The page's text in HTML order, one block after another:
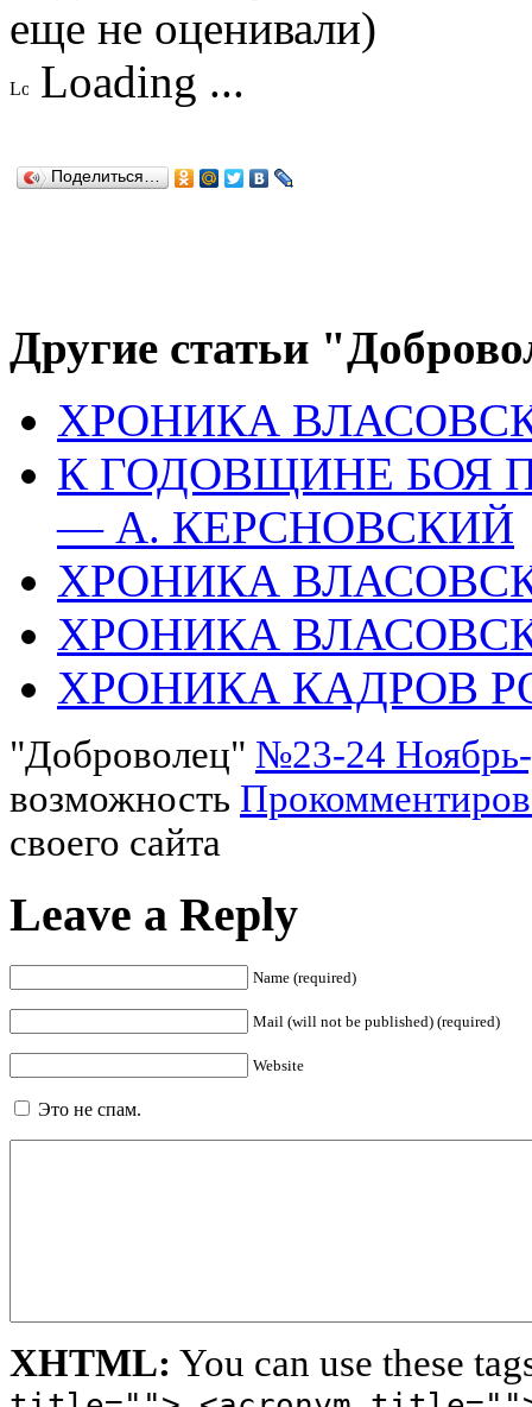
еще не оценивали)
Loading ...
Поделиться…
Другие статьи
ХРОНИКА
К ГОДОВЩИНЕ БОЯ
— А. КЕРСНОВСКИЙ
ХРОНИКА
ХРОНИКА
ХРОНИКА КАДРОВ
"Доброволец" №23-24 Ноябрь-
возможность
своего сайта
Leave a Reply
Name (required)
Mail (will not be published) (required)
Website
Это не спам.
XHTML: You can use these